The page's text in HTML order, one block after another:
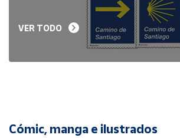
VER TODO
Cómic, manga e ilustrados